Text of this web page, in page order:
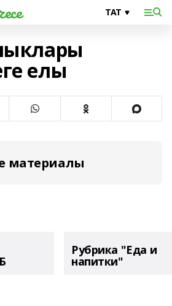
елы
материалы
Рубрика "Еда и
напитки"